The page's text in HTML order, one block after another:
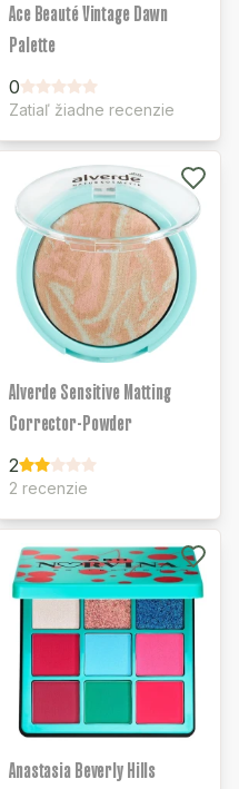
Ace Beauté Vintage Dawn
Palette
0
Zatiaľ žiadne recenzie
Alverde Sensitive Matting
Corrector-Powder
2
2 recenzie
Anastasia Beverly Hills